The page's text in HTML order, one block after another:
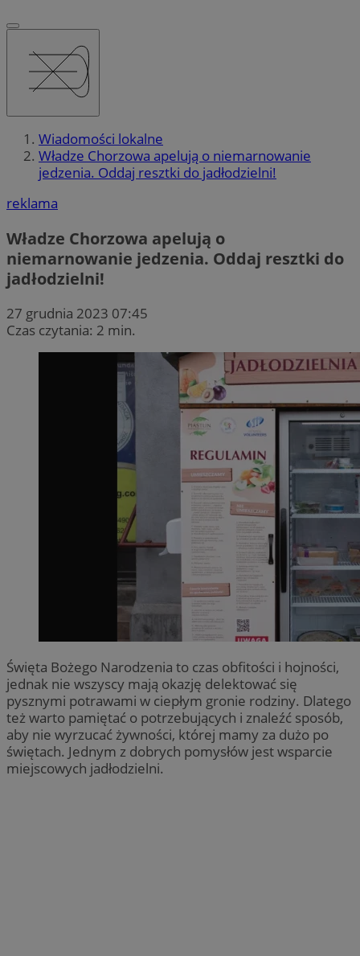
Wiadomości lokalne
Władze Chorzowa apelują o niemarnowanie
jedzenia. Oddaj resztki do jadłodzielni!
reklama
Władze Chorzowa apelują o
niemarnowanie jedzenia. Oddaj resztki do
jadłodzielni!
27 grudnia 2023 07:45
Czas czytania: 2 min.
Święta Bożego Narodzenia to czas obfitości i hojności,
jednak nie wszyscy mają okazję delektować się
pysznymi potrawami w ciepłym gronie rodziny. Dlatego
też warto pamiętać o potrzebujących i znaleźć sposób,
aby nie wyrzucać żywności, której mamy za dużo po
świętach. Jednym z dobrych pomysłów jest wsparcie
miejscowych jadłodzielni.